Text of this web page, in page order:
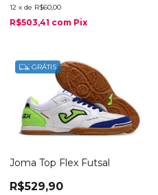
12 x de R$60,00
R$503,41 com Pix
GRÁTIS
Joma Top Flex Futsal
R$529,90